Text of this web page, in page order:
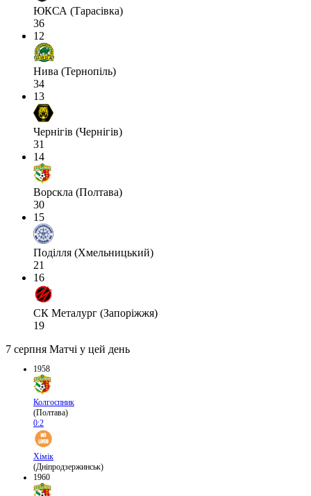
ЮКСА (Тарасівка)
36
12
Нива (Тернопіль)
34
13
Чернігів (Чернігів)
31
14
Ворскла (Полтава)
30
15
Поділля (Хмельницький)
21
16
СК Металург (Запоріжжя)
19
7 серпня Матчі у цей день
1958
Колгоспник
(Полтава)
0:2
Хімік
(Дніпродзержинськ)
1960